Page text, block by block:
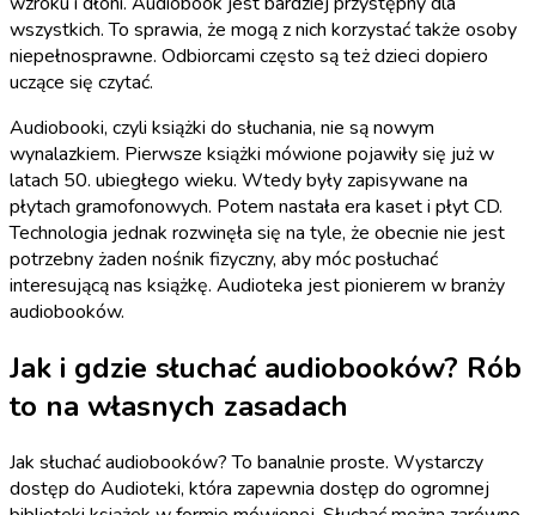
wszystkich. To sprawia, że mogą z nich korzystać także osoby
niepełnosprawne. Odbiorcami często są też dzieci dopiero
uczące się czytać.
Audiobooki, czyli książki do słuchania, nie są nowym
wynalazkiem. Pierwsze książki mówione pojawiły się już w
latach 50. ubiegłego wieku. Wtedy były zapisywane na
płytach gramofonowych. Potem nastała era kaset i płyt CD.
Technologia jednak rozwinęła się na tyle, że obecnie nie jest
potrzebny żaden nośnik fizyczny, aby móc posłuchać
interesującą nas książkę. Audioteka jest pionierem w branży
audiobooków.
Jak i gdzie słuchać audiobooków? Rób
to na własnych zasadach
Jak słuchać audiobooków? To banalnie proste. Wystarczy
dostęp do Audioteki, która zapewnia dostęp do ogromnej